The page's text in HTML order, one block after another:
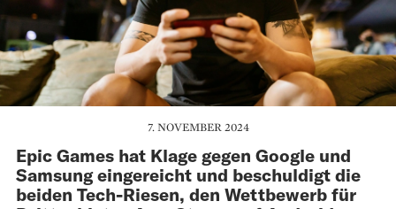
7. NOVEMBER 2024
Epic Games hat Klage gegen Google und
Samsung eingereicht und beschuldigt die
beiden Tech-Riesen, den Wettbewerb für